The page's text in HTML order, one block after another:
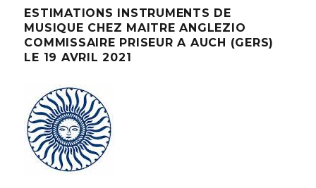
ESTIMATIONS INSTRUMENTS DE
MUSIQUE CHEZ MAITRE ANGLEZIO
COMMISSAIRE PRISEUR A AUCH (GERS)
LE 19 AVRIL 2021